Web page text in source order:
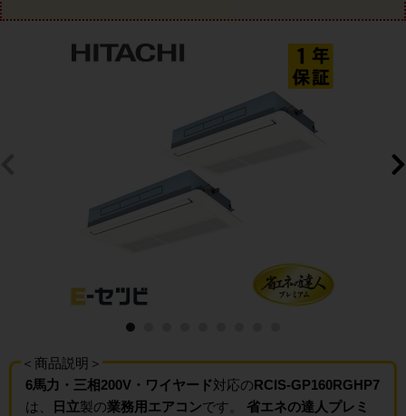
＜商品説明＞
6馬力・三相200V・ワイヤード対応のRCIS-GP160RGHP7
は、
日立製の業務用エアコンです。 省エネの達人プレミ